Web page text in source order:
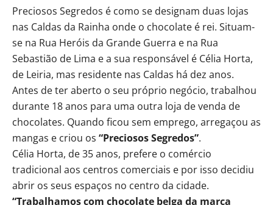
Preciosos Segredos é como se designam duas lojas
nas Caldas da Rainha onde o chocolate é rei. Situam-
se na Rua Heróis da Grande Guerra e na Rua
Sebastião de Lima e a sua responsável é Célia Horta,
de Leiria, mas residente nas Caldas há dez anos.
Antes de ter aberto o seu próprio negócio, trabalhou
durante 18 anos para uma outra loja de venda de
chocolates. Quando ficou sem emprego, arregaçou as
mangas e criou os “Preciosos Segredos”.
Célia Horta, de 35 anos, prefere o comércio
tradicional aos centros comerciais e por isso decidiu
abrir os seus espaços no centro da cidade.
“Trabalhamos com chocolate belga da marca